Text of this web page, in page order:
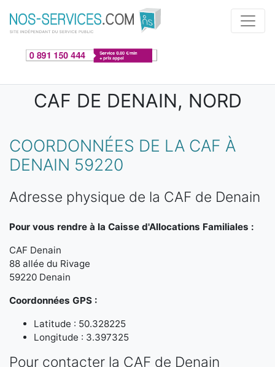
Aller au contenu principal
CAF DE DENAIN, NORD
COORDONNÉES DE LA CAF À
DENAIN 59220
Adresse physique de la CAF de Denain
Pour vous rendre à la Caisse d'Allocations Familiales :
CAF Denain
88 allée du Rivage
59220 Denain
Coordonnées GPS :
Latitude : 50.328225
Longitude : 3.397325
Pour contacter la CAF de Denain